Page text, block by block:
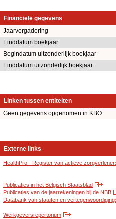
Financiële gegevens
Jaarvergadering
Einddatum boekjaar
Begindatum uitzonderlijk boekjaar
Einddatum uitzonderlijk boekjaar
Linken tussen entiteiten
Geen gegevens opgenomen in KBO.
Externe links
HealthPro - Register van actieve
Publicaties in het Belgisch Staatsblad
Publicaties van de jaarrekeningen bij de NBB
Databank van statuten en
Werkgeversrepertorium